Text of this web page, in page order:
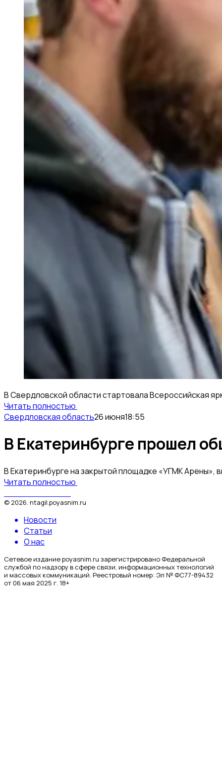
В Свердловской области стартовала Всероссийская
Читать полностью
Свердловская область26 июня18:55
В Екатеринбурге прошел
В Екатеринбурге на закрытой площадке «УГМК Арены»,
Читать полностью
© 2026 ntagil.poyasnim.ru
Новости
Статьи
О нас
Сетевое издание poyasnim.ru зарегистрировано Федеральной
службой по надзору в сфере связи, информационных технологий
и массовых коммуникаций. Реестровый номер: Эл № ФС77-89432
от 06 мая 2025 г. 18+